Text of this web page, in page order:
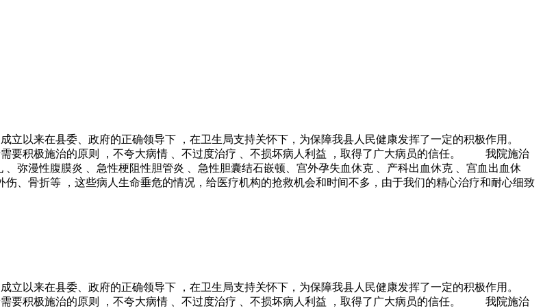
来在县委、政府的正确领导下 ，在卫生局支持关怀下，为保障我县人民健康发挥了一定的积极作用。
积极施治的原则 ，不夸大病情 、不过度治疗 、不损坏病人利益 ，取得了广大病员的信任。 我院施治
弥漫性腹膜炎 、急性梗阻性胆管炎 、急性胆囊结石嵌顿、宫外孕失血休克 、产科出血休克 、宫血出血休
、骨折等 ，这些病人生命垂危的情况，给医疗机构的抢救机会和时间不多，由于我们的精心治疗和耐心细致
来在县委、政府的正确领导下 ，在卫生局支持关怀下，为保障我县人民健康发挥了一定的积极作用。
积极施治的原则 ，不夸大病情 、不过度治疗 、不损坏病人利益 ，取得了广大病员的信任。 我院施治